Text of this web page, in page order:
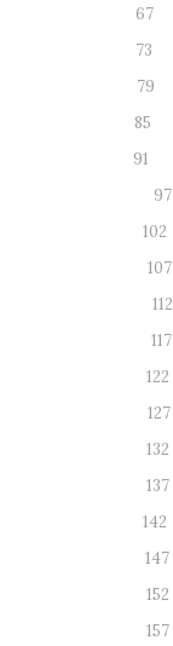
67
73
79
85
91
97
102
107
112
117
122
127
132
137
142
147
152
157